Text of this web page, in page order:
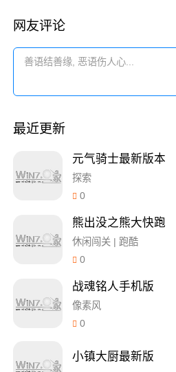
网友评论
最近更新
元气骑士最新版本
探索
0
熊出没之熊大快跑
休闲闯关 | 跑酷
0
战魂铭人手机版
像素风
0
小镇大厨最新版